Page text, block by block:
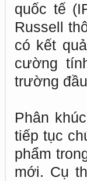
quốc tế
Russell
có kết
cường
trường
Phân
tiếp tục
phẩm
mới. Cụ